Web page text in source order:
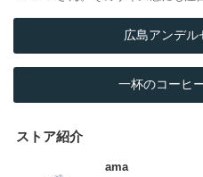
広島アンデル
一杯のコーヒ
ストア紹介
ama